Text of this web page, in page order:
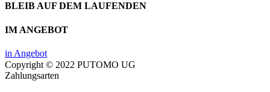
BLEIB AUF DEM LAUFENDEN
IM ANGEBOT
in Angebot
Copyright © 2022 PUTOMO UG
Zahlungsarten